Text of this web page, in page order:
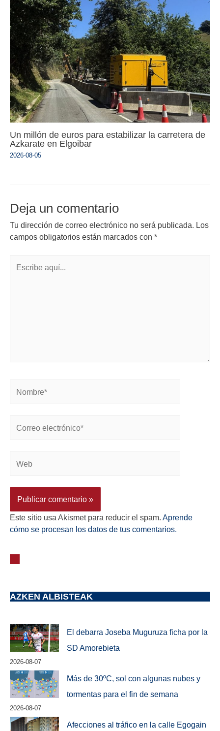
Un millón de euros para estabilizar la carretera de
Azkarate en Elgoibar
2026-08-05
Deja un comentario
Tu dirección de correo electrónico no será publicada. Los
campos obligatorios están marcados con *
Este sitio usa Akismet para reducir el spam. Aprende
cómo se procesan los datos de tus comentarios.
AZKEN ALBISTEAK
El debarra Joseba Muguruza ficha por la
SD Amorebieta
2026-08-07
Más de 30ºC, sol con algunas nubes y
tormentas para el fin de semana
2026-08-07
Afecciones al tráfico en la calle Egogain